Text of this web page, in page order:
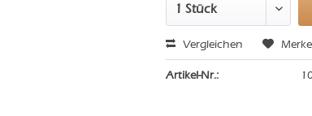
Vergleichen
Artikel-Nr.: